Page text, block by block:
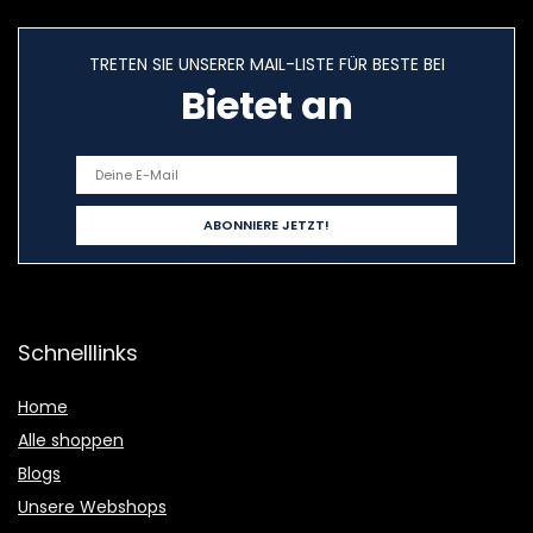
TRETEN SIE UNSERER MAIL-LISTE FÜR BESTE BEI
Bietet an
Schnelllinks
Home
Alle shoppen
Blogs
Unsere Webshops